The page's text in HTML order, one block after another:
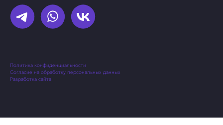
Политика конфиденциальности
Согласие на обработку персональных данных
Разработка сайта